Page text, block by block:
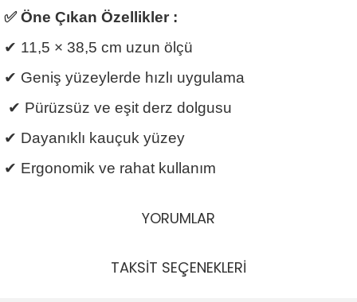
✅Öne Çıkan Özellikler :
✔ 11,5 × 38,5 cm uzun ö çü
✔ Geniş yüzeylerde hızl ı uygulama
✔ Pürüzsüz ve eşit derz dolgusu
✔ Dayanıkl ı kauçuk yüzey
✔ Ergonomik ve rahat kullanım
YORUMLAR
TAKSİT SEÇENEKLERİ